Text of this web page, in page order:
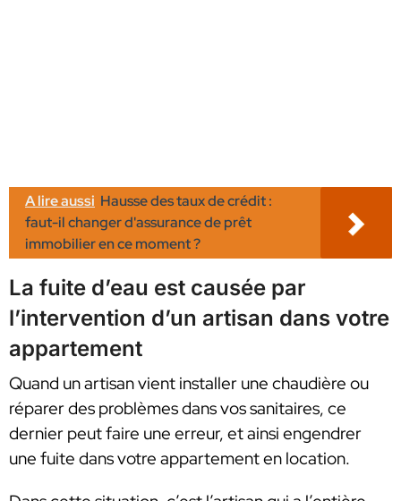
A lire aussi Hausse des taux de crédit :
faut-il changer d'assurance de prêt
immobilier en ce moment ?
La fuite d’eau est causée par
l’intervention d’un artisan dans votre
appartement
Quand un artisan vient installer une chaudière ou
réparer des problèmes dans vos sanitaires, ce
dernier peut faire une erreur, et ainsi engendrer
une fuite dans votre appartement en location.